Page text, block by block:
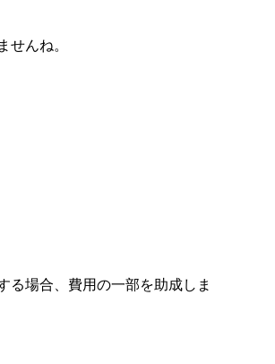
せんね。
る場合、費用の一部を助成しま